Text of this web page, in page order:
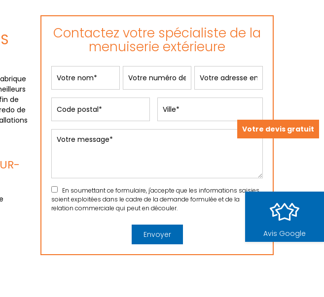
de
de
Contactez votre spécialiste de la
menuiserie extérieure
En soumettant ce formulaire, j'accepte que les informations saisies
soient exploitées dans le cadre de la demande formulée et de la
relation commerciale qui peut en découler.
Votre devis gratuit
Avis Google